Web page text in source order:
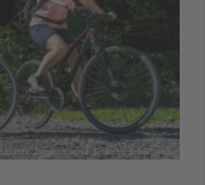
Ziegenmuehle-Schleifreisen-2_web